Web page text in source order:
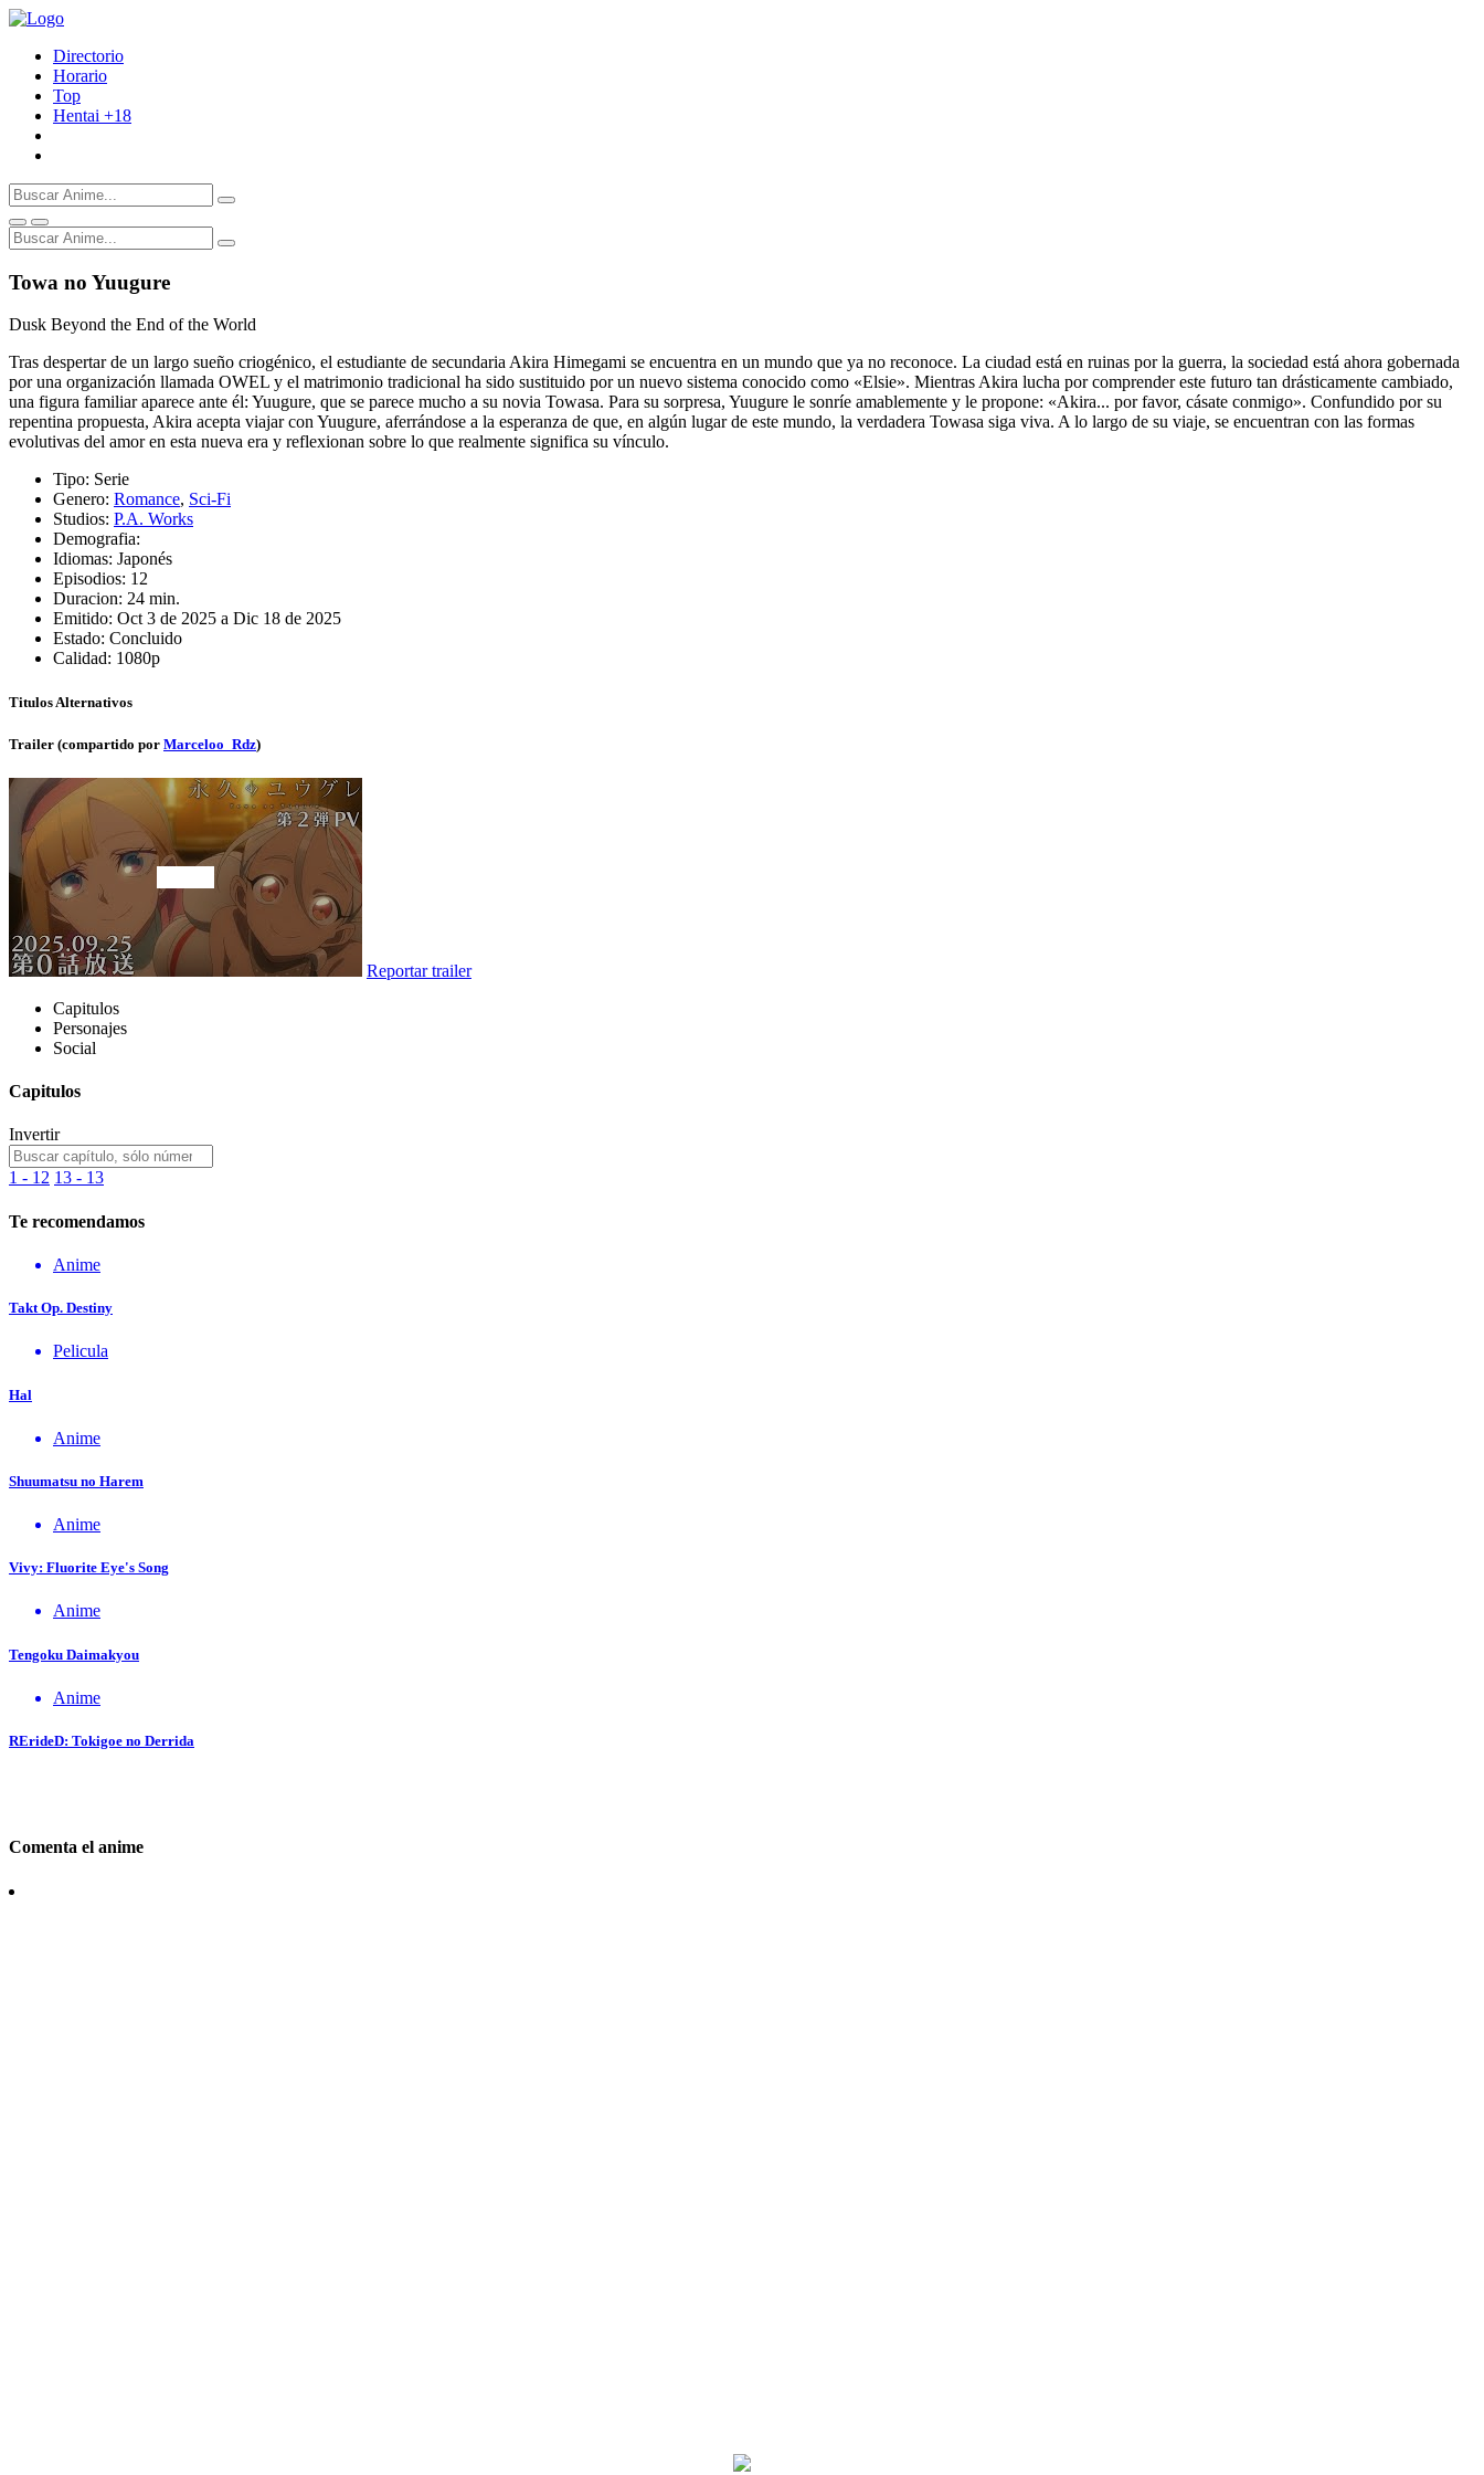
Directorio
Horario
Top
Hentai +18
Towa no Yuugure
Dusk Beyond the End of the World
Tras despertar de un largo sueño criogénico, el estudiante de secundaria Akira Himegami se encuentra en un mundo que ya no reconoce. La ciudad está en ruinas por la guerra, la sociedad está ahora gobernada
por una organización llamada OWEL y el matrimonio tradicional ha sido sustituido por un nuevo sistema conocido como «Elsie». Mientras Akira lucha por comprender este futuro tan drásticamente cambiado,
una figura familiar aparece ante él: Yuugure, que se parece mucho a su novia Towasa. Para su sorpresa, Yuugure le sonríe amablemente y le propone: «Akira... por favor, cásate conmigo». Confundido por su
repentina propuesta, Akira acepta viajar con Yuugure, aferrándose a la esperanza de que, en algún lugar de este mundo, la verdadera Towasa siga viva. A lo largo de su viaje, se encuentran con las formas
evolutivas del amor en esta nueva era y reflexionan sobre lo que realmente significa su vínculo.
Tipo: Serie
Genero: Romance, Sci-Fi
Studios: P.A. Works
Demografia:
Idiomas: Japonés
Episodios: 12
Duracion: 24 min.
Emitido: Oct 3 de 2025 a Dic 18 de 2025
Estado: Concluido
Calidad: 1080p
Titulos Alternativos
Trailer (compartido por Marceloo_Rdz)
Reportar trailer
Capitulos
Personajes
Social
Capitulos
Invertir
1 - 12 13 - 13
Te recomendamos
Anime
Takt Op. Destiny
Pelicula
Hal
Anime
Shuumatsu no Harem
Anime
Vivy: Fluorite Eye's Song
Anime
Tengoku Daimakyou
Anime
RErideD: Tokigoe no Derrida
Comenta el anime